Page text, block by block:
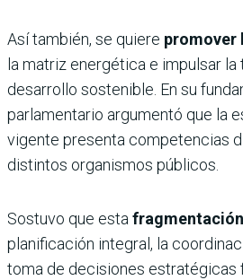
Así también, se quiere promover
la matriz energética e impulsar la
desarrollo sostenible. En su
parlamentario argumentó que la
vigente presenta competencias
distintos organismos públicos.
Sostuvo que estafragmentación
planificación integral, la
toma de decisiones estratégicas